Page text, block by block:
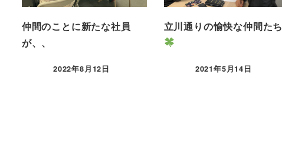
仲間のことに新たな社員
が、、
2022年8月12日
立川通りの愉快な仲間たち
2021年5月14日